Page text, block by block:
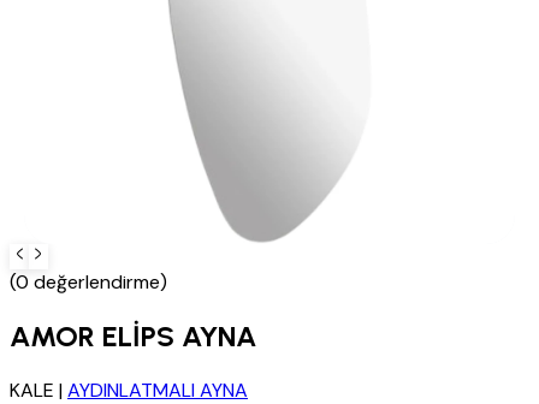
(0 değerlendirme)
AMOR ELİPS AYNA
KALE |AYDINLATMALI AYNA